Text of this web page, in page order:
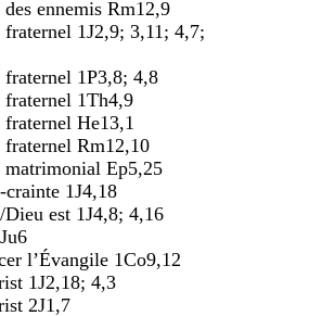
ennemis Rm12,9
1J2,9; 3,11; 4,7;
1P3,8; 4,8
1Th4,9
He13,1
Rm12,10
matrimonial Ep5,25
1J4,18
est 1J4,8; 4,16
l’Évangile 1Co9,12
1J2,18; 4,3
2J1,7